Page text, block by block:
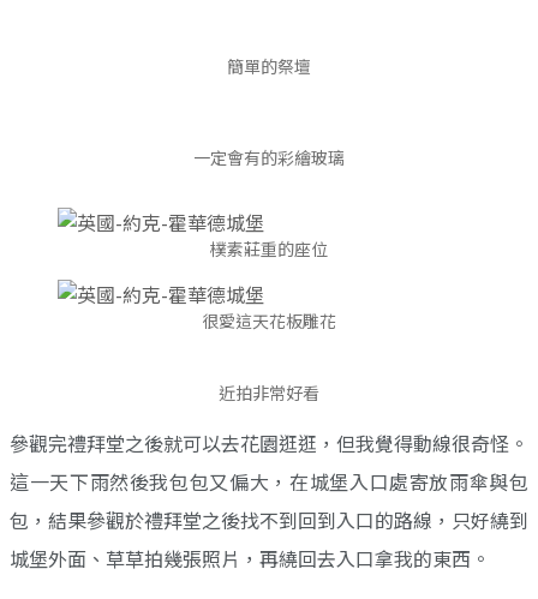
簡單的祭壇
一定會有的彩繪玻璃
樸素莊重的座位
很愛這天花板雕花
近拍非常好看
參觀完禮拜堂之後就可以去花園逛逛，但我覺得動線很奇怪。
這一天下雨然後我包包又偏大，在城堡入口處寄放雨傘與包
包，結果參觀於禮拜堂之後找不到回到入口的路線，只好繞到
城堡外面、草草拍幾張照片，再繞回去入口拿我的東西。